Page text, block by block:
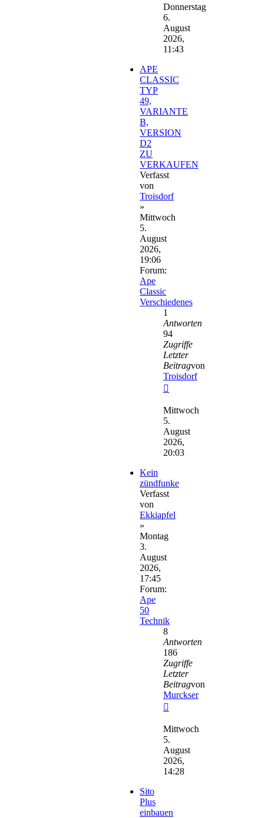
Beitrag
Donnerstag
6.
August
2026,
11:43
APE
CLASSIC
TYP
49,
VARIANTE
B,
VERSION
D2
ZU
VERKAUFEN
Verfasst
von
Troisdorf
»
Mittwoch
5.
August
2026,
19:06
Forum:
Ape
Classic
Verschiedenes
1
Antworten
94
Zugriffe
Letzter
Beitragvon
Troisdorf
Beitrag
Mittwoch
5.
August
2026,
20:03
Kein
zündfunke
Verfasst
von
Ekkiapfel
»
Montag
3.
August
2026,
17:45
Forum:
Ape
50
Technik
8
Antworten
186
Zugriffe
Letzter
Beitragvon
Murckser
Beitrag
Mittwoch
5.
August
2026,
14:28
Sito
Plus
einbauen